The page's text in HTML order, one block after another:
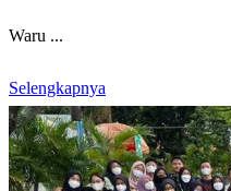
Waru ...
Selengkapnya